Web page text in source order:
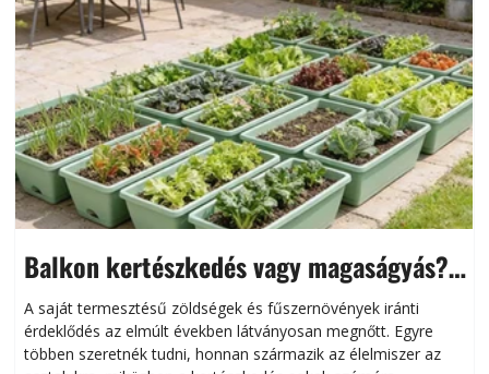
Balkon kertészkedés vagy magaságyás?
Helytakarékos kertészkedés
A saját termesztésű zöldségek és fűszernövények iránti
érdeklődés az elmúlt években látványosan megnőtt. Egyre
többen szeretnék tudni, honnan származik az élelmiszer az